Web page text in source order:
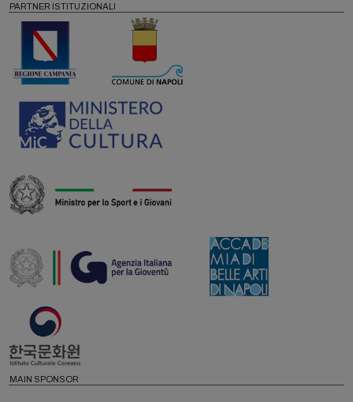
PARTNER ISTITUZIONALI
MAIN SPONSOR